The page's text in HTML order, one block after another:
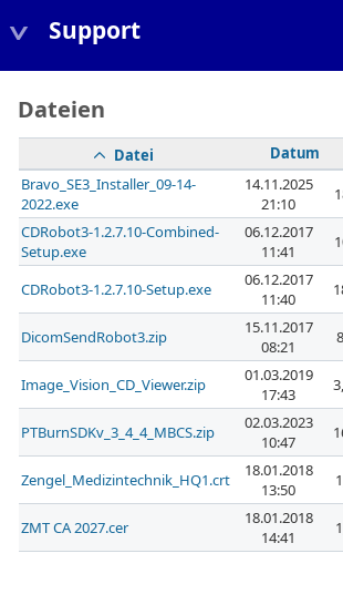
Support
Dateien
Datei Datum
Bravo_SE3_Installer_09-14-
2022.exe
14.11.2025
21:10
CDRobot3-1.2.7.10-Combined-
Setup.exe
06.12.2017
11:41
CDRobot3-1.2.7.10-Setup.exe
06.12.2017
11:40
DicomSendRobot3.zip
15.11.2017
08:21
Image_Vision_CD_Viewer.zip
01.03.2019
17:43
PTBurnSDKv_3_4_4_MBCS.zip
02.03.2023
10:47
Zengel_Medizintechnik_HQ1.crt
18.01.2018
13:50
ZMT CA 2027.cer
18.01.2018
14:41